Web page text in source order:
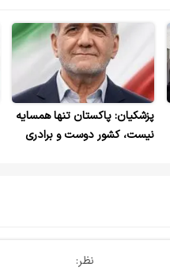
پزشکیان: پاکستان تنها همسایه
نیست، کشور دوست و برادری
نظر: